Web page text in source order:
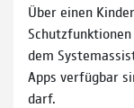
Über einen
dem
Apps verfügbar
darf.